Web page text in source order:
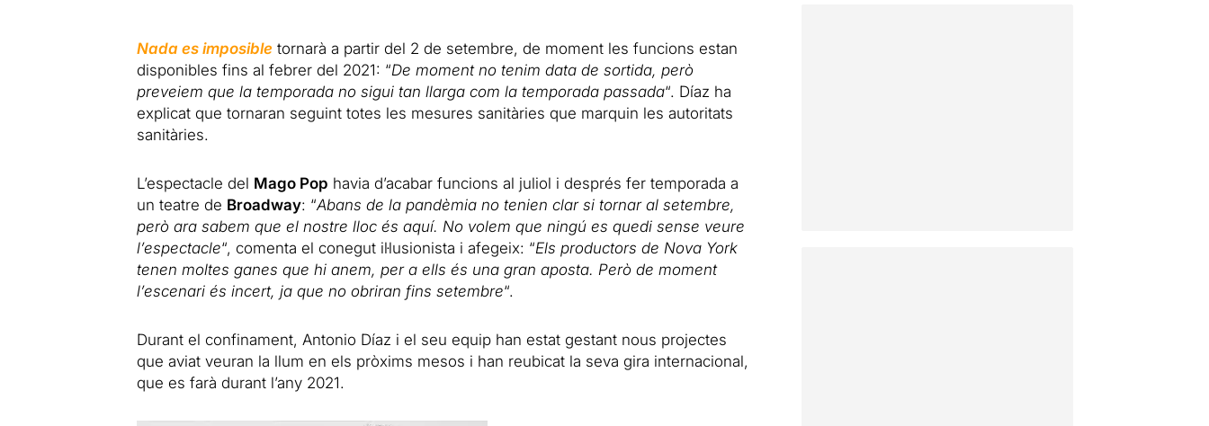
Nada es imposible tornarà a partir del 2 de setembre, de moment les funcions estan
disponibles fins al febrer del 2021: “De moment no tenim data de sortida, però
preveiem que la temporada no sigui tan llarga com la temporada passada“. Díaz ha
explicat que tornaran seguint totes les mesures sanitàries que marquin les autoritats
sanitàries.
L’espectacle del Mago Pop havia d’acabar funcions al juliol i després fer temporada a
un teatre de Broadway: “Abans de la pandèmia no tenien clar si tornar al setembre,
però ara sabem que el nostre lloc és aquí. No volem que ningú es quedi sense veure
l’espectacle“, comenta el conegut il·lusionista i afegeix: “Els productors de Nova York
tenen moltes ganes que hi anem, per a ells és una gran aposta. Però de moment
l’escenari és incert, ja que no obriran fins setembre“.
Durant el confinament, Antonio Díaz i el seu equip han estat gestant nous projectes
que aviat veuran la llum en els pròxims mesos i han reubicat la seva gira internacional,
que es farà durant l’any 2021.